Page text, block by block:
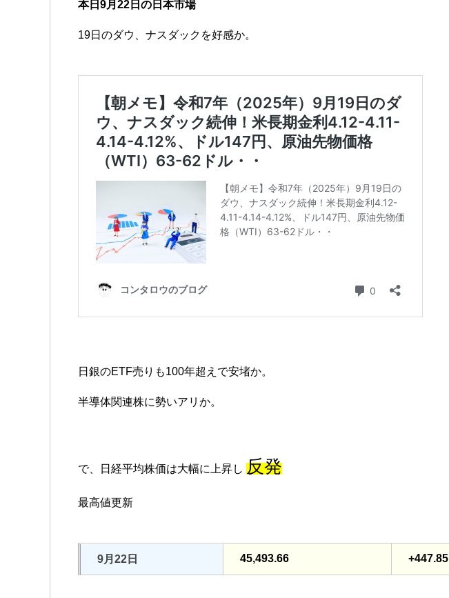
本日9月22日の日本市場
19日のダウ、ナスダックを好感か。
日銀のETF売りも100年超えで安堵か。
半導体関連株に勢いアリか。
で、日経平均株価は大幅に上昇し 反発
最高値更新
9月22日 45,493.66 +447.85